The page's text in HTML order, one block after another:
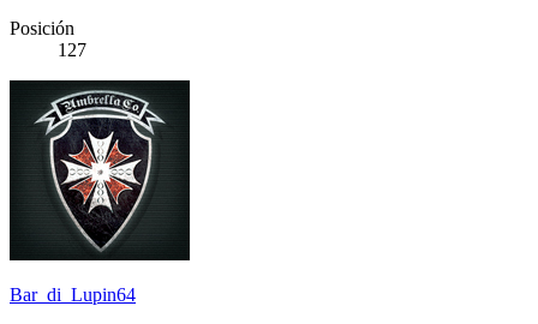
Posición
127
Bar_di_Lupin64